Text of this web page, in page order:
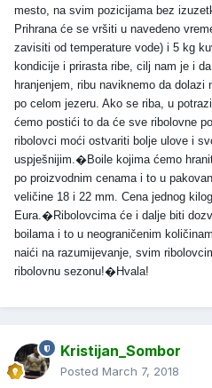
mesto, na svim pozicijama bez
Prihrana će se vršiti u navedeno
zavisiti od temperature vode) i 5 kg
kondicije i prirasta ribe, cilj nam je i
hranjenjem, ribu naviknemo da
po celom jezeru. Ako se riba, u
ćemo postići to da će sve ribolovne
ribolovci moći ostvariti bolje ulove i
uspješnijim.�Boile kojima ćemo
po proizvodnim cenama i to u
veličine 18 i 22 mm. Cena jednog
Eura.�Ribolovcima će i dalje biti
boilama i to u neograničenim
naići na razumijevanje, svim
ribolovnu sezonu!�Hvala!
Kristijan_Sombor
Posted March 7, 2018